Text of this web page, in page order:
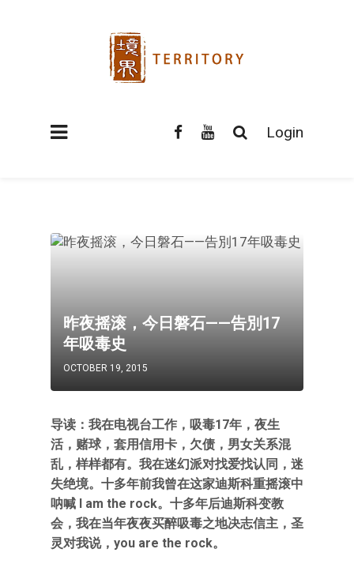
Login
昨夜摇滚，今日磐石——告別17
年吸毒史
OCTOBER 19, 2015
导读：我在电视台工作，吸毒17年，夜生
活，赌球，套用信用卡，欠债，男女关系混
乱，样样都有。我在迷幻派对找爱找认同，迷
失绝境。十多年前我曾在这家迪斯科重摇滚中
呐喊 I am the rock。十多年后迪斯科变教
会，我在当年夜夜买醉吸毒之地决志信主，圣
灵对我说，you are the rock。